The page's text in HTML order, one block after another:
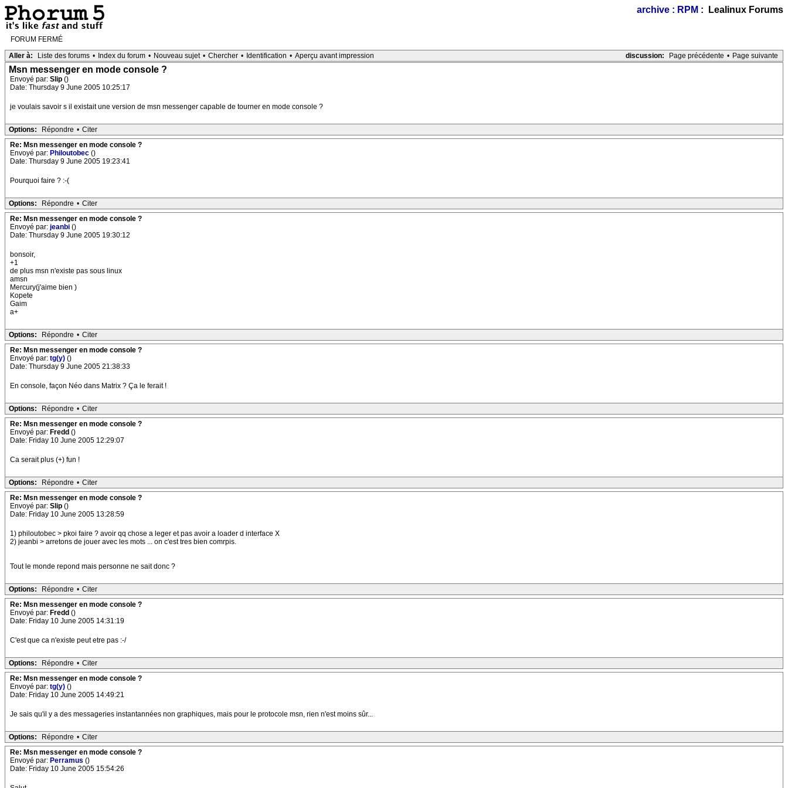
archive : RPM : Lealinux Forums
FORUM FERMÉ
discussion:
Page précédente • Page suivante
Aller à: Liste des forums • Index du forum • Nouveau sujet • Chercher • Identification • Aperçu avant impression
Msn messenger en mode console ?
Envoyé par: Slip ()
Date: Thursday 9 June 2005 10:25:17
je voulais savoir s il existait une version de msn messenger capable de tourner en mode console ?
Options: Répondre • Citer
Re: Msn messenger en mode console ?
Envoyé par: Philoutobec ()
Date: Thursday 9 June 2005 19:23:41
Pourquoi faire ? :-(
Options: Répondre • Citer
Re: Msn messenger en mode console ?
Envoyé par: jeanbi ()
Date: Thursday 9 June 2005 19:30:12
bonsoir,
+1
de plus msn n'existe pas sous linux
amsn
Mercury(j'aime bien )
Kopete
Gaim
a+
Options: Répondre • Citer
Re: Msn messenger en mode console ?
Envoyé par: tg(y) ()
Date: Thursday 9 June 2005 21:38:33
En console, façon Néo dans Matrix ? Ça le ferait !
Options: Répondre • Citer
Re: Msn messenger en mode console ?
Envoyé par: Fredd ()
Date: Friday 10 June 2005 12:29:07
Ca serait plus (+) fun !
Options: Répondre • Citer
Re: Msn messenger en mode console ?
Envoyé par: Slip ()
Date: Friday 10 June 2005 13:28:59
1) philoutobec > pkoi faire ? avoir qq chose a leger et pas avoir a loader d interface X
2) jeanbi > arretons de jouer avec les mots ... on c'est tres bien comrpis.
Tout le monde repond mais personne ne sait donc ?
Options: Répondre • Citer
Re: Msn messenger en mode console ?
Envoyé par: Fredd ()
Date: Friday 10 June 2005 14:31:19
C'est que ca n'existe peut etre pas :-/
Options: Répondre • Citer
Re: Msn messenger en mode console ?
Envoyé par: tg(y) ()
Date: Friday 10 June 2005 14:49:21
Je sais qu'il y a des messageries instantannées non graphiques, mais pour le protocole msn, rien n'est moins sûr...
Options: Répondre • Citer
Re: Msn messenger en mode console ?
Envoyé par: Perramus ()
Date: Friday 10 June 2005 15:54:26